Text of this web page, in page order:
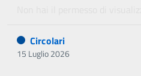
Circolari
15 Luglio 2026